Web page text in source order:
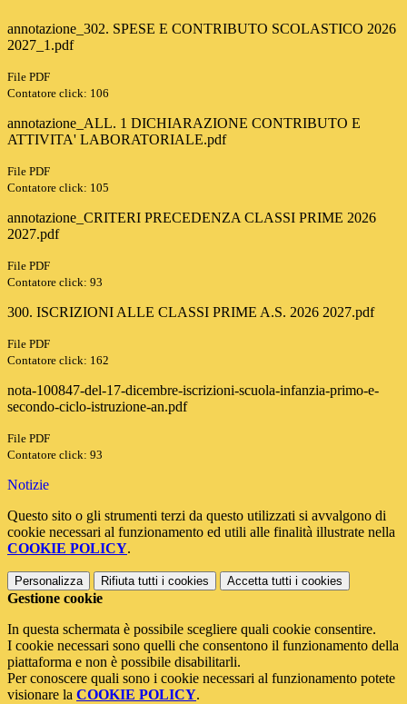
annotazione_302. SPESE E CONTRIBUTO SCOLASTICO 2026
2027_1.pdf
File PDF
Contatore click: 106
annotazione_ALL. 1 DICHIARAZIONE CONTRIBUTO E
ATTIVITA' LABORATORIALE.pdf
File PDF
Contatore click: 105
annotazione_CRITERI PRECEDENZA CLASSI PRIME 2026
2027.pdf
File PDF
Contatore click: 93
300. ISCRIZIONI ALLE CLASSI PRIME A.S. 2026 2027.pdf
File PDF
Contatore click: 162
nota-100847-del-17-dicembre-iscrizioni-scuola-infanzia-primo-e-
secondo-ciclo-istruzione-an.pdf
File PDF
Contatore click: 93
Notizie
Questo sito o gli strumenti terzi da questo utilizzati si avvalgono di
cookie necessari al funzionamento ed utili alle finalità illustrate nella
COOKIE POLICY.
Personalizza Rifiuta tutti i cookies Accetta tutti i cookies
Gestione cookie
In questa schermata è possibile scegliere quali cookie consentire.
I cookie necessari sono quelli che consentono il funzionamento della
piattaforma e non è possibile disabilitarli.
Per conoscere quali sono i cookie necessari al funzionamento potete
visionare la COOKIE POLICY.